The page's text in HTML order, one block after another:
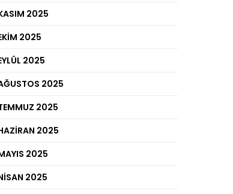
2025
2025
2025
2025
2025
2025
2025
2025